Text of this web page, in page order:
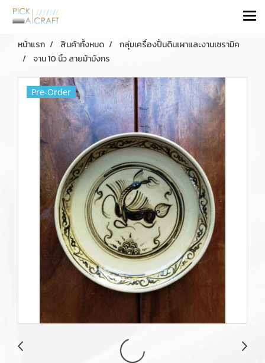
หน้าแรก สินค้าทั้งหมด
กลุ่มเครื่องปั้นดินเผาและงานเซรามิค
จาน 10 นิ้ว ลายม้ามังกร
Pre-Order